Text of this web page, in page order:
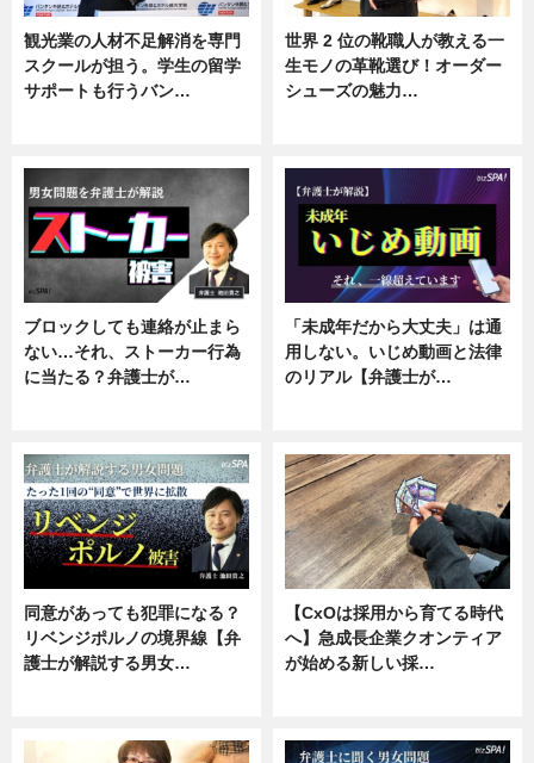
観光業の人材不足解消を専門
スクールが担う。学生の留学
サポートも行うバン…
世界 2 位の靴職人が教える一
生モノの革靴選び！オーダー
シューズの魅力…
ブロックしても連絡が止まら
ない…それ、ストーカー行為
に当たる？弁護士が…
「未成年だから大丈夫」は通
用しない。いじめ動画と法律
のリアル【弁護士が…
同意があっても犯罪になる？
リベンジポルノの境界線【弁
護士が解説する男女…
【CxOは採用から育てる時代
へ】急成長企業クオンティア
が始める新しい採…